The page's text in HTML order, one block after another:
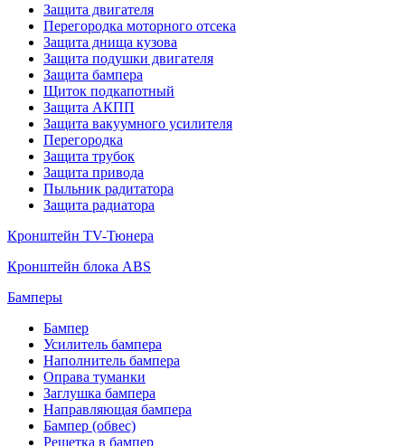
Защита двигателя
Перегородка моторного отсека
Защита днища кузова
Защита подушки двигателя
Защита бампера
Щиток подкапотный
Защита АКПП
Защита вакуумного усилителя
Перегородка
Защита трубок
Защита привода
Пыльник радитатора
Защита радиатора
Кронштейн TV-Тюнера
Кронштейн блока ABS
Бамперы
Бампер
Усилитель бампера
Наполнитель бампера
Оправа туманки
Заглушка бампера
Направляющая бампера
Бампер (обвес)
Решетка в бампер